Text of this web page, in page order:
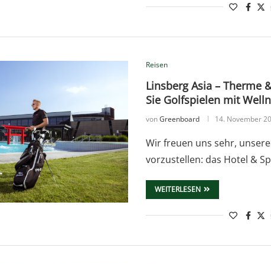
Reisen
Linsberg Asia – Therme
Sie Golfspielen mit
vonGreenboard 14. November
Wir freuen uns sehr,
vorzustellen: das Hotel &
WEITERLESEN